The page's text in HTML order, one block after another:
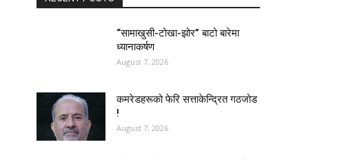
“सामाखुसी-टोखा-झोर” बाटो बारेमा
ध्यानाकर्षण
August 7, 2026
कमरेडहरूको फेरि सत्ताकेन्द्रित गठजोड
!
August 7, 2026